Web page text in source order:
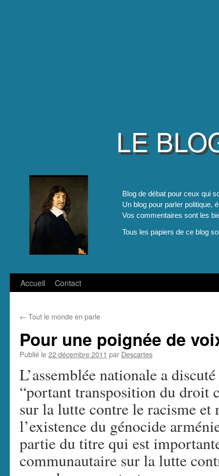
LE
Blog de débat pour ceux qui
Un blog pour parler politique,
Vos commentaires sont les
Tous les papiers de ce blog
Aller
contenu
Accueil Contact
← Tout le monde en parle
Pour une poignée de
Publié le22 décembre 2011 par Descartes
L’assemblée nationale a
“portant transposition du droit
sur la lutte contre le racisme
l’existence du génocide
partie du titre qui est
communautaire sur la lutte